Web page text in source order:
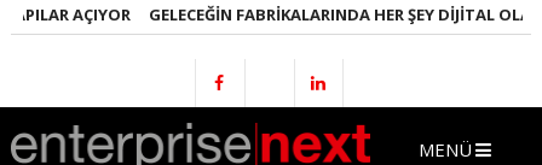
AÇIYOR GELECEĞIN FABRIKALARINDA HER ŞEY DIJITAL OLACAK
MENÜ